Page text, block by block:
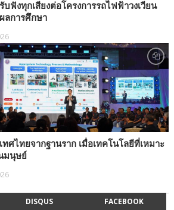
บฟังทุกเสียงต่อโครงการรถไฟฟ้าวงเวียน
ลการศึกษา
ทศไทยจากฐานราก เมื่อเทคโนโลยีที่เหมาะ
มนุษย์
DISQUS FACEBOOK